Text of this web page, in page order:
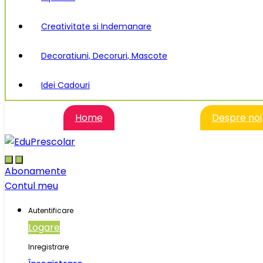
Creativitate si Indemanare
Decoratiuni, Decoruri, Mascote
Idei Cadouri
Home Despre noi
Abonamente
Contul meu
Autentificare
Logare
Inregistrare